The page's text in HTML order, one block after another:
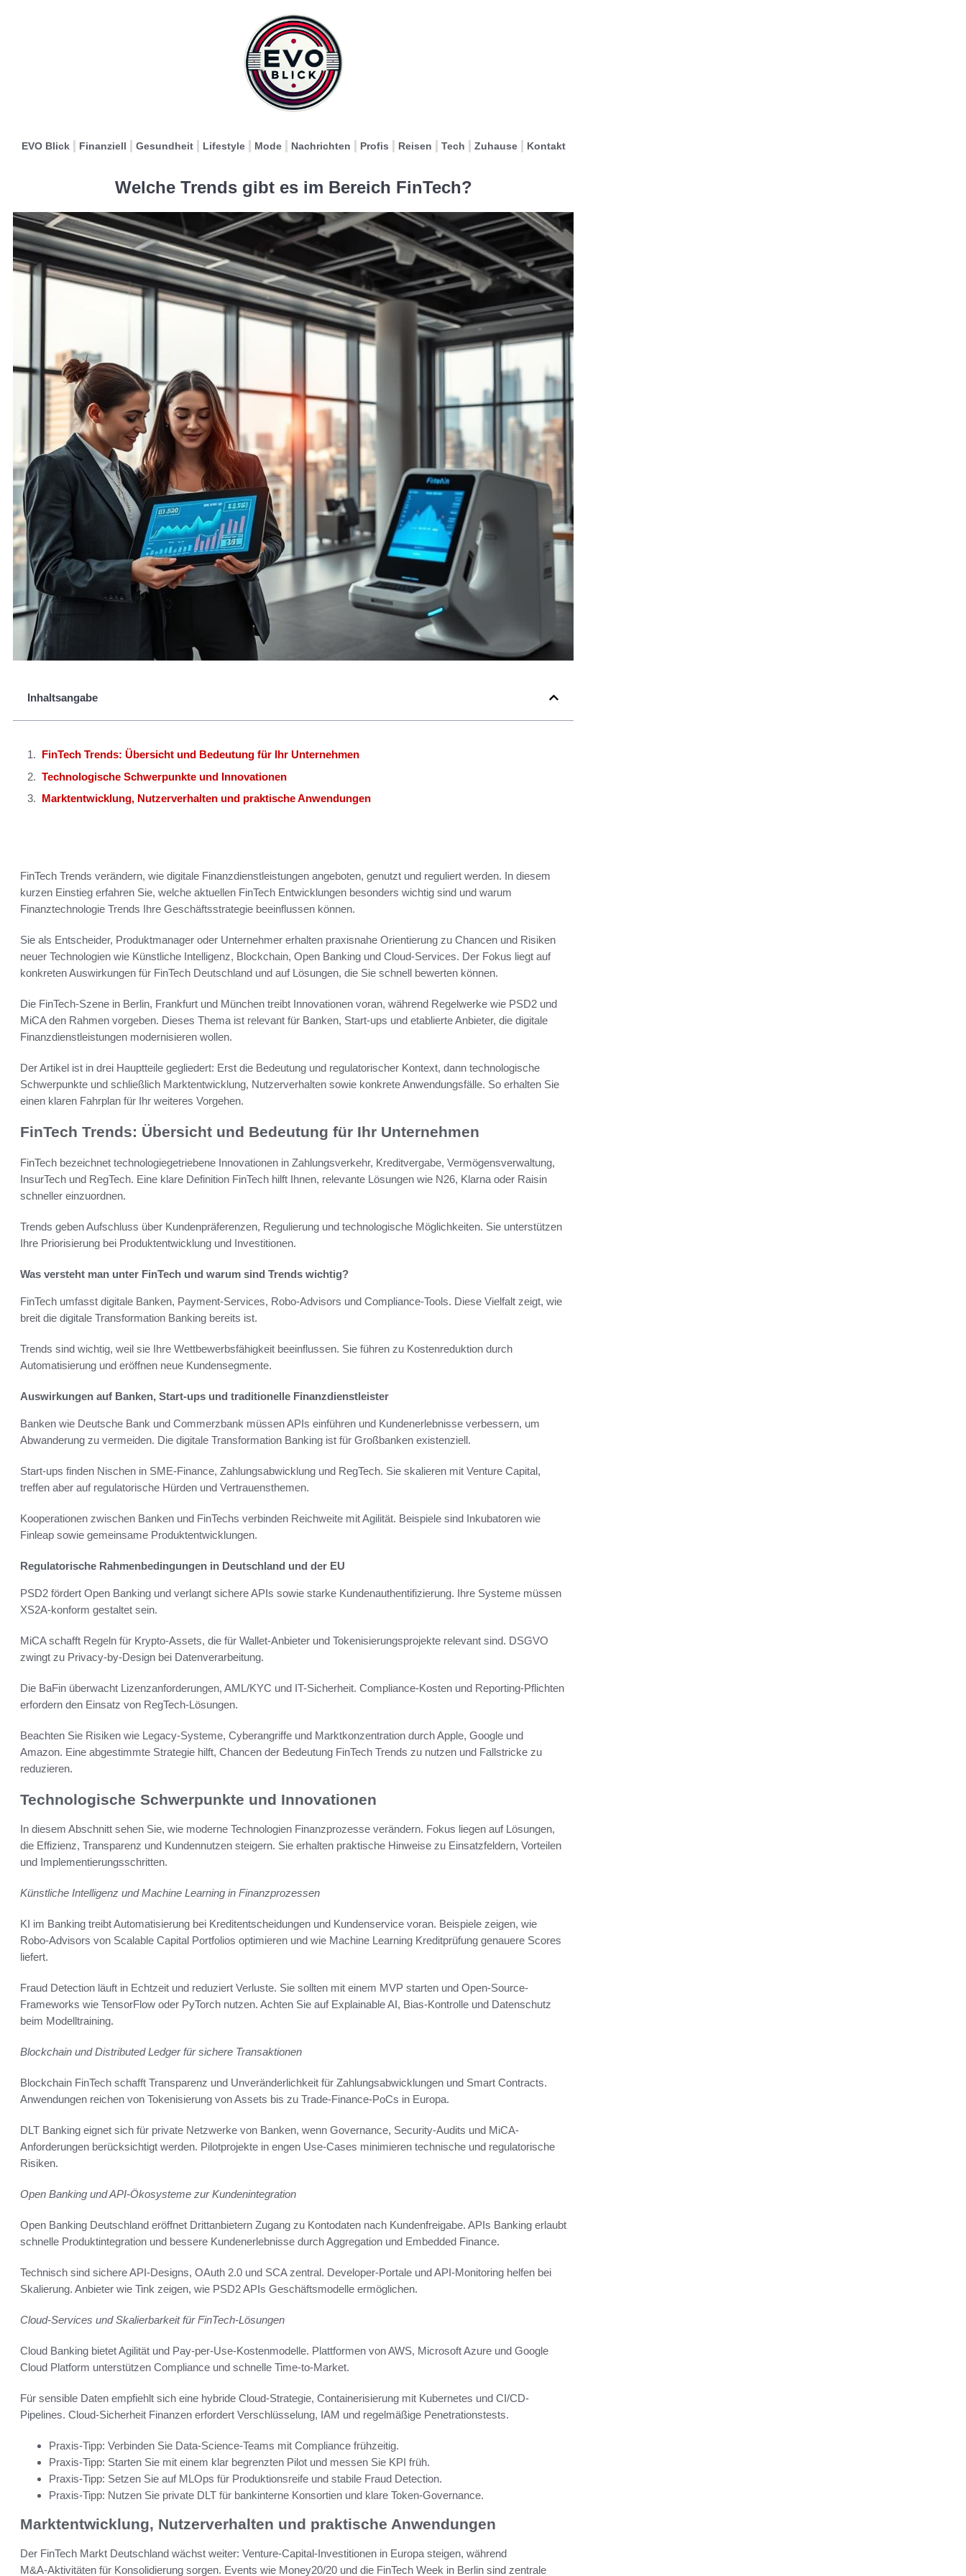
EVO Blick Finanziell Gesundheit Lifestyle Mode Nachrichten Profis Reisen Tech Zuhause Kontakt
Welche Trends gibt es im Bereich FinTech?
Inhaltsangabe
FinTech Trends: Übersicht und Bedeutung für Ihr Unternehmen
Technologische Schwerpunkte und Innovationen
Marktentwicklung, Nutzerverhalten und praktische Anwendungen
FinTech Trends verändern, wie digitale Finanzdienstleistungen angeboten, genutzt und reguliert werden. In diesem
kurzen Einstieg erfahren Sie, welche aktuellen FinTech Entwicklungen besonders wichtig sind und warum
Finanztechnologie Trends Ihre Geschäftsstrategie beeinflussen können.
Sie als Entscheider, Produktmanager oder Unternehmer erhalten praxisnahe Orientierung zu Chancen und Risiken
neuer Technologien wie Künstliche Intelligenz, Blockchain, Open Banking und Cloud-Services. Der Fokus liegt auf
konkreten Auswirkungen für FinTech Deutschland und auf Lösungen, die Sie schnell bewerten können.
Die FinTech-Szene in Berlin, Frankfurt und München treibt Innovationen voran, während Regelwerke wie PSD2 und
MiCA den Rahmen vorgeben. Dieses Thema ist relevant für Banken, Start-ups und etablierte Anbieter, die digitale
Finanzdienstleistungen modernisieren wollen.
Der Artikel ist in drei Hauptteile gegliedert: Erst die Bedeutung und regulatorischer Kontext, dann technologische
Schwerpunkte und schließlich Marktentwicklung, Nutzerverhalten sowie konkrete Anwendungsfälle. So erhalten Sie
einen klaren Fahrplan für Ihr weiteres Vorgehen.
FinTech Trends: Übersicht und Bedeutung für Ihr Unternehmen
FinTech bezeichnet technologiegetriebene Innovationen in Zahlungsverkehr, Kreditvergabe, Vermögensverwaltung,
InsurTech und RegTech. Eine klare Definition FinTech hilft Ihnen, relevante Lösungen wie N26, Klarna oder Raisin
schneller einzuordnen.
Trends geben Aufschluss über Kundenpräferenzen, Regulierung und technologische Möglichkeiten. Sie unterstützen
Ihre Priorisierung bei Produktentwicklung und Investitionen.
Was versteht man unter FinTech und warum sind Trends wichtig?
FinTech umfasst digitale Banken, Payment-Services, Robo-Advisors und Compliance-Tools. Diese Vielfalt zeigt, wie
breit die digitale Transformation Banking bereits ist.
Trends sind wichtig, weil sie Ihre Wettbewerbsfähigkeit beeinflussen. Sie führen zu Kostenreduktion durch
Automatisierung und eröffnen neue Kundensegmente.
Auswirkungen auf Banken, Start-ups und traditionelle Finanzdienstleister
Banken wie Deutsche Bank und Commerzbank müssen APIs einführen und Kundenerlebnisse verbessern, um
Abwanderung zu vermeiden. Die digitale Transformation Banking ist für Großbanken existenziell.
Start-ups finden Nischen in SME-Finance, Zahlungsabwicklung und RegTech. Sie skalieren mit Venture Capital,
treffen aber auf regulatorische Hürden und Vertrauensthemen.
Kooperationen zwischen Banken und FinTechs verbinden Reichweite mit Agilität. Beispiele sind Inkubatoren wie
Finleap sowie gemeinsame Produktentwicklungen.
Regulatorische Rahmenbedingungen in Deutschland und der EU
PSD2 fördert Open Banking und verlangt sichere APIs sowie starke Kundenauthentifizierung. Ihre Systeme müssen
XS2A-konform gestaltet sein.
MiCA schafft Regeln für Krypto-Assets, die für Wallet-Anbieter und Tokenisierungsprojekte relevant sind. DSGVO
zwingt zu Privacy-by-Design bei Datenverarbeitung.
Die BaFin überwacht Lizenzanforderungen, AML/KYC und IT-Sicherheit. Compliance-Kosten und Reporting-Pflichten
erfordern den Einsatz von RegTech-Lösungen.
Beachten Sie Risiken wie Legacy-Systeme, Cyberangriffe und Marktkonzentration durch Apple, Google und
Amazon. Eine abgestimmte Strategie hilft, Chancen der Bedeutung FinTech Trends zu nutzen und Fallstricke zu
reduzieren.
Technologische Schwerpunkte und Innovationen
In diesem Abschnitt sehen Sie, wie moderne Technologien Finanzprozesse verändern. Fokus liegen auf Lösungen,
die Effizienz, Transparenz und Kundennutzen steigern. Sie erhalten praktische Hinweise zu Einsatzfeldern, Vorteilen
und Implementierungsschritten.
Künstliche Intelligenz und Machine Learning in Finanzprozessen
KI im Banking treibt Automatisierung bei Kreditentscheidungen und Kundenservice voran. Beispiele zeigen, wie
Robo-Advisors von Scalable Capital Portfolios optimieren und wie Machine Learning Kreditprüfung genauere Scores
liefert.
Fraud Detection läuft in Echtzeit und reduziert Verluste. Sie sollten mit einem MVP starten und Open-Source-
Frameworks wie TensorFlow oder PyTorch nutzen. Achten Sie auf Explainable AI, Bias-Kontrolle und Datenschutz
beim Modelltraining.
Blockchain und Distributed Ledger für sichere Transaktionen
Blockchain FinTech schafft Transparenz und Unveränderlichkeit für Zahlungsabwicklungen und Smart Contracts.
Anwendungen reichen von Tokenisierung von Assets bis zu Trade-Finance-PoCs in Europa.
DLT Banking eignet sich für private Netzwerke von Banken, wenn Governance, Security-Audits und MiCA-
Anforderungen berücksichtigt werden. Pilotprojekte in engen Use-Cases minimieren technische und regulatorische
Risiken.
Open Banking und API-Ökosysteme zur Kundenintegration
Open Banking Deutschland eröffnet Drittanbietern Zugang zu Kontodaten nach Kundenfreigabe. APIs Banking erlaubt
schnelle Produktintegration und bessere Kundenerlebnisse durch Aggregation und Embedded Finance.
Technisch sind sichere API-Designs, OAuth 2.0 und SCA zentral. Developer-Portale und API-Monitoring helfen bei
Skalierung. Anbieter wie Tink zeigen, wie PSD2 APIs Geschäftsmodelle ermöglichen.
Cloud-Services und Skalierbarkeit für FinTech-Lösungen
Cloud Banking bietet Agilität und Pay-per-Use-Kostenmodelle. Plattformen von AWS, Microsoft Azure und Google
Cloud Platform unterstützen Compliance und schnelle Time-to-Market.
Für sensible Daten empfiehlt sich eine hybride Cloud-Strategie, Containerisierung mit Kubernetes und CI/CD-
Pipelines. Cloud-Sicherheit Finanzen erfordert Verschlüsselung, IAM und regelmäßige Penetrationstests.
Praxis-Tipp: Verbinden Sie Data-Science-Teams mit Compliance frühzeitig.
Praxis-Tipp: Starten Sie mit einem klar begrenzten Pilot und messen Sie KPI früh.
Praxis-Tipp: Setzen Sie auf MLOps für Produktionsreife und stabile Fraud Detection.
Praxis-Tipp: Nutzen Sie private DLT für bankinterne Konsortien und klare Token-Governance.
Marktentwicklung, Nutzerverhalten und praktische Anwendungen
Der FinTech Markt Deutschland wächst weiter: Venture-Capital‑Investitionen in Europa steigen, während
M&A‑Aktivitäten für Konsolidierung sorgen. Events wie Money20/20 und die FinTech Week in Berlin sind zentrale